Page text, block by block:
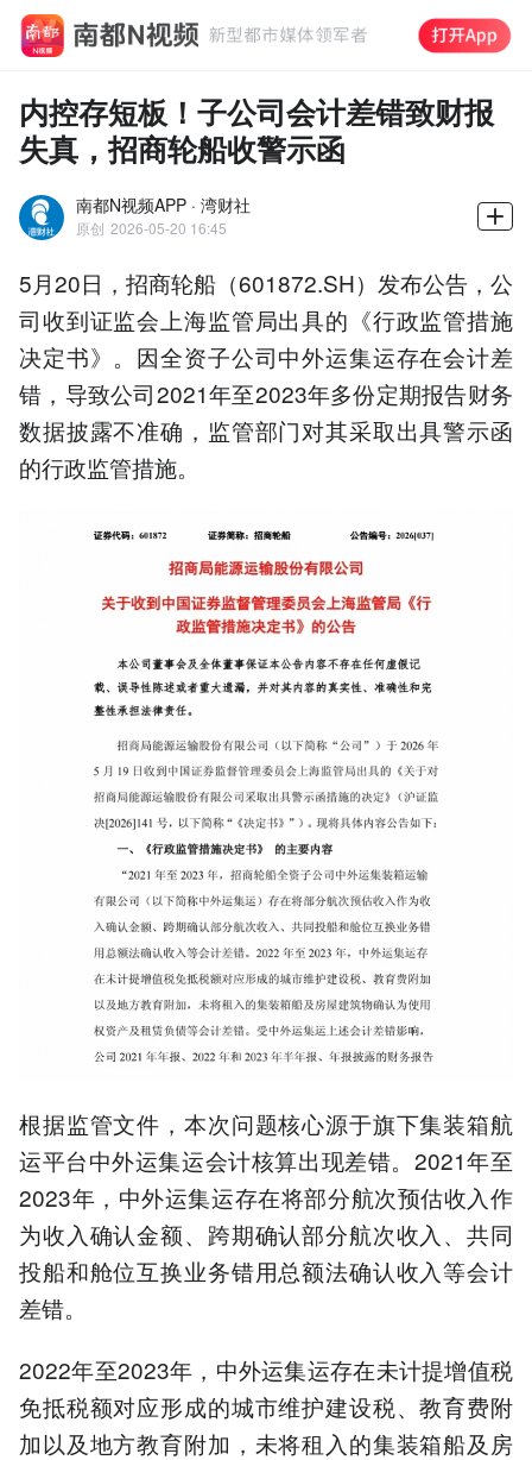
内控存短板！子公司会计差错致财报
失真，招商轮船收警示函
南都N视频APP · 湾财社
原创 2026-05-20 16:45
5月20日，招商轮船（601872.SH）发布公告，公
司收到证监会上海监管局出具的《行政监管措施
决定书》。因全资子公司中外运集运存在会计差
错，导致公司2021年至2023年多份定期报告财务
数据披露不准确，监管部门对其采取出具警示函
的行政监管措施。
根据监管文件，本次问题核心源于旗下集装箱航
运平台中外运集运会计核算出现差错。2021年至
2023年，中外运集运存在将部分航次预估收入作
为收入确认金额、跨期确认部分航次收入、共同
投船和舱位互换业务错用总额法确认收入等会计
差错。
2022年至2023年，中外运集运存在未计提增值税
免抵税额对应形成的城市维护建设税、教育费附
加以及地方教育附加，未将租入的集装箱船及房